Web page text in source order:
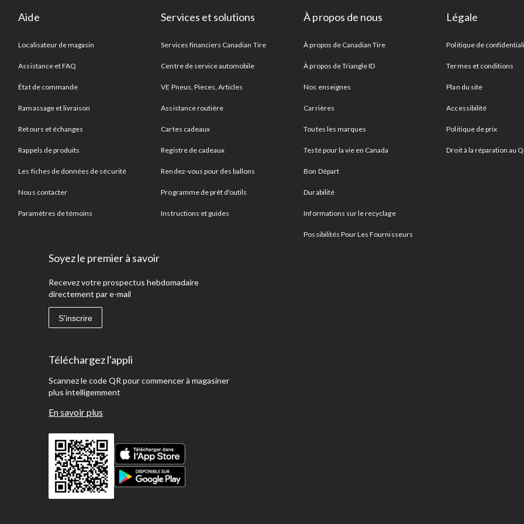
Aide
Localisateur de magasin
Assistance et FAQ
État de commande
Ramassage et livraison
Retours et échanges
Rappels de produits
Les fiches de données de sécurité
Nous contacter
Paramètres de témoins
Services et solutions
Services financiers Canadian Tire
Centre de service automobile
VE Pneus, Pieces, Articles
Assistance routière
Cartes cadeaux
Registre de cadeaux
Rendez-vous pour des ballons
Programme de prêt d'outils
Instructions et guides
À propos de nous
À propos de Canadian Tire
À propos de Triangle ID
Nos enseignes
Carrières
Toutes les marques
Testé pour la vie en Canada
Bon Départ
Durabilité
Informations sur le recyclage
Possibilités Pour Les Fournisseurs
Légale
Politique de
Termes et conditions
Plan du site
Accessibilité
Politique de prix
Droit à la réparation au
Soyez le premier à savoir
Recevez votre prospectus hebdomadaire
directement par e-mail
S'inscrire
Téléchargez l'appli
Scannez le code QR pour commencer à magasiner
plus intelligemment
En savoir plus